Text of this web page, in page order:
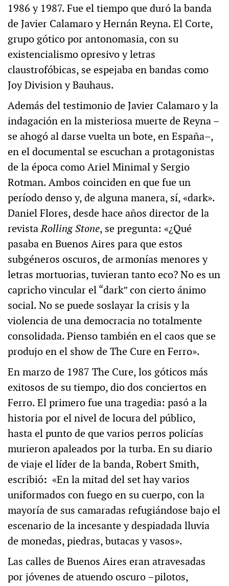
1986 y 1987. Fue el tiempo que duró la banda
de Javier Calamaro y Hernán Reyna. El Corte,
grupo gótico por antonomasia, con su
existencialismo opresivo y letras
claustrofóbicas, se espejaba en bandas como
Joy Division y Bauhaus.
Además del testimonio de Javier Calamaro y la
indagación en la misteriosa muerte de Reyna –
se ahogó al darse vuelta un bote, en España–,
en el documental se escuchan a protagonistas
de la época como Ariel Minimal y Sergio
Rotman. Ambos coinciden en que fue un
período denso y, de alguna manera, sí, «dark».
Daniel Flores, desde hace años director de la
revistaRolling Stone, se pregunta: «¿Qué
pasaba en Buenos Aires para que estos
subgéneros oscuros, de armonías menores y
letras mortuorias, tuvieran tanto eco? No es un
capricho vincular el “dark” con cierto ánimo
social. No se puede soslayar la crisis y la
violencia de una democracia no totalmente
consolidada. Pienso también en el caos que se
produjo en el show de The Cure en Ferro».
En marzo de 1987 The Cure, los góticos más
exitosos de su tiempo, dio dos conciertos en
Ferro. El primero fue una tragedia: pasó a la
historia por el nivel de locura del público,
hasta el punto de que varios perros policías
murieron apaleados por la turba. En su diario
de viaje el líder de la banda, Robert Smith,
escribió: «En la mitad del set hay varios
uniformados con fuego en su cuerpo, con la
mayoría de sus camaradas refugiándose bajo el
escenario de la incesante y despiadada lluvia
de monedas, piedras, butacas y vasos».
Las calles de Buenos Aires eran atravesadas
por jóvenes de atuendo oscuro –pilotos,